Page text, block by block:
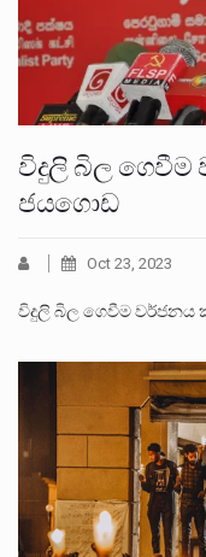
විදුලි බිල ගෙවීම
ජයගොඩ
Oct 23, 2023
විදුලි බිල ගෙවීම වර්ජනය